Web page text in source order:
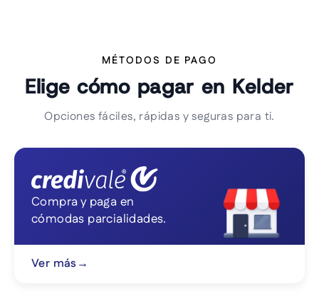
MÉTODOS DE PAGO
Elige cómo pagar en Kelder
Opciones fáciles, rápidas y seguras para ti.
Compra y paga en
cómodas parcialidades.
Ver más →